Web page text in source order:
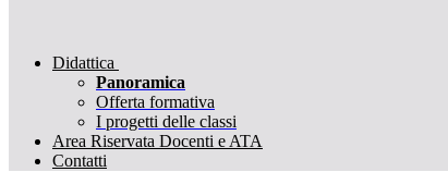
Didattica
Panoramica
Offerta formativa
I progetti delle classi
Area Riservata Docenti e ATA
Contatti